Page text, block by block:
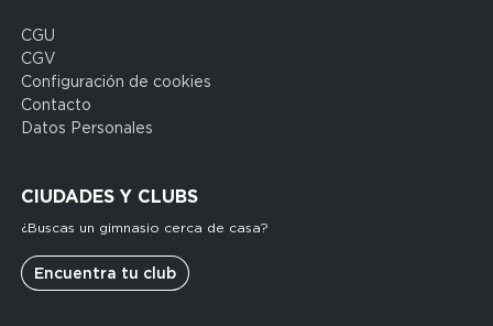
Domain
menu
for
FP
Espagne
CGU
CGV
Configuración de cookies
Contacto
Datos Personales
CIUDADES Y CLUBS
¿Buscas un gimnasio cerca de casa?
Encuentra tu club